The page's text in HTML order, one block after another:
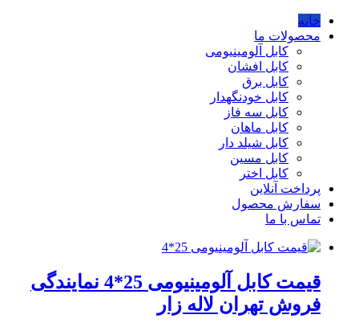
خانه
محصولات ما
کابل آلومینیومی
کابل افشان
کابل برق
کابل خودنگهدار
کابل سه فاز
کابل ماهان
کابل شیلد دار
کابل مسین
کابل اختر
پرداخت آنلاین
سفارش محصول
تماس با ما
قیمت کابل آلومینیومی 25*4 نمایندگی
فروش تهران لاله زار